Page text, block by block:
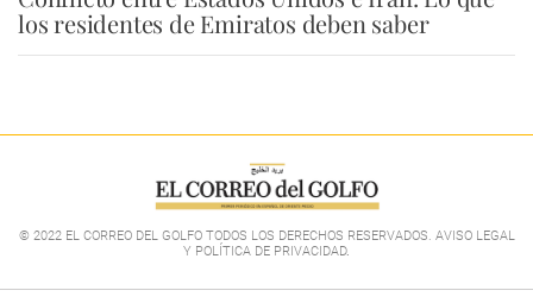
los residentes de Emiratos deben saber
© 2022 EL CORREO DEL GOLFO TODOS LOS DERECHOS RESERVADOS. AVISO LEGAL
Y POLÍTICA DE PRIVACIDAD.